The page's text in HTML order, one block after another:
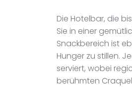
Die Hotelbar, die
Sie in einer
Snackbereich ist
Hunger zu stillen.
serviert, wobei
berühmten